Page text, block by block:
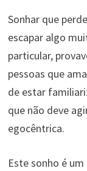
Sonhar que
escapar algo
particular,
pessoas que
de estar
que não deve
egocêntrica.
Este sonho é